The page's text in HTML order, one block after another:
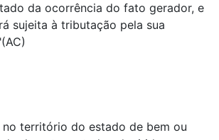
da ocorrência do fato gerador, e
sujeita à tributação pela sua
território do estado de bem ou